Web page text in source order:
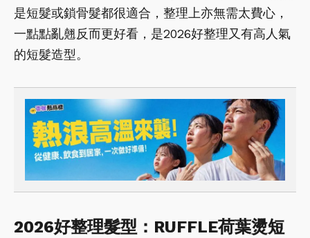
是短髮或鎖骨髮都很適合，整理上亦無需太費心，
一點點亂翹反而更好看，是2026好整理又有高人氣
的短髮造型。
2026好整理髮型：RUFFLE荷葉燙短